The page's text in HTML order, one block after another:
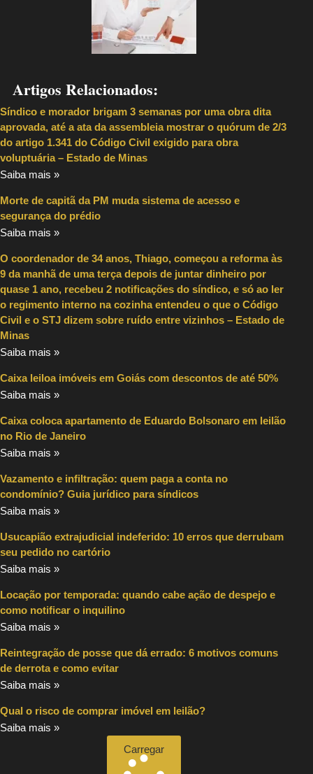
Artigos Relacionados:
Síndico e morador brigam 3 semanas por uma obra dita
aprovada, até a ata da assembleia mostrar o quórum de 2/3
do artigo 1.341 do Código Civil exigido para obra
voluptuária – Estado de Minas
Saiba mais »
Morte de capitã da PM muda sistema de acesso e
segurança do prédio
Saiba mais »
O coordenador de 34 anos, Thiago, começou a reforma às
9 da manhã de uma terça depois de juntar dinheiro por
quase 1 ano, recebeu 2 notificações do síndico, e só ao ler
o regimento interno na cozinha entendeu o que o Código
Civil e o STJ dizem sobre ruído entre vizinhos – Estado de
Minas
Saiba mais »
Caixa leiloa imóveis em Goiás com descontos de até 50%
Saiba mais »
Caixa coloca apartamento de Eduardo Bolsonaro em leilão
no Rio de Janeiro
Saiba mais »
Vazamento e infiltração: quem paga a conta no
condomínio? Guia jurídico para síndicos
Saiba mais »
Usucapião extrajudicial indeferido: 10 erros que derrubam
seu pedido no cartório
Saiba mais »
Locação por temporada: quando cabe ação de despejo e
como notificar o inquilino
Saiba mais »
Reintegração de posse que dá errado: 6 motivos comuns
de derrota e como evitar
Saiba mais »
Qual o risco de comprar imóvel em leilão?
Saiba mais »
Carregar